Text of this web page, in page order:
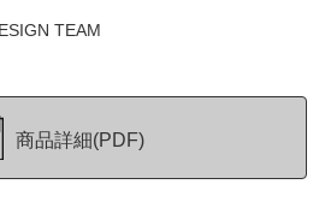
TEAM
商品詳細(PDF)